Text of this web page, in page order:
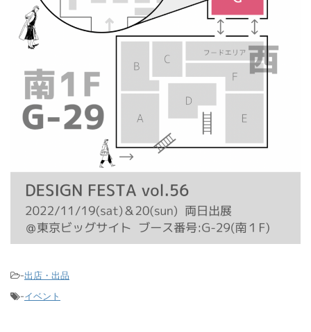
-出店・出品
-イベント